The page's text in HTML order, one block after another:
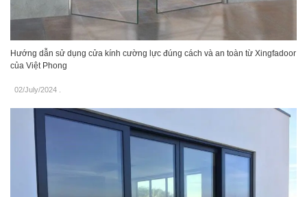
Hướng dẫn sử dụng cửa kính cường lực đúng cách và an toàn từ Xingfadoor
của Việt Phong
02/July/2024 .